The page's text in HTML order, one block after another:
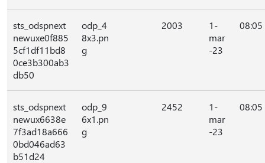
sts_odspnext
newuxe0f885
5cf1df11bd8
0ce3b300ab3
db50
odp_4
8x3.pn
g
2003
1-
mar
-23
08:05
sts_odspnext
newux6638e
7f3ad18a666
0bd046ad63
b51d24
odp_9
6x1.pn
g
2452
1-
mar
-23
08:05